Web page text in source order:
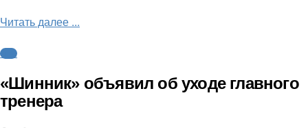
Читать далее ...
ФНЛ
«Шинник» объявил об уходе главного
тренера